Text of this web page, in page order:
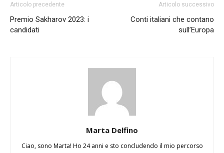
Articolo precedente
Premio Sakharov 2023: i
candidati
Articolo successivo
Conti italiani che contano
sull’Europa
Marta Delfino
Ciao, sono Marta! Ho 24 anni e sto concludendo il mio percorso